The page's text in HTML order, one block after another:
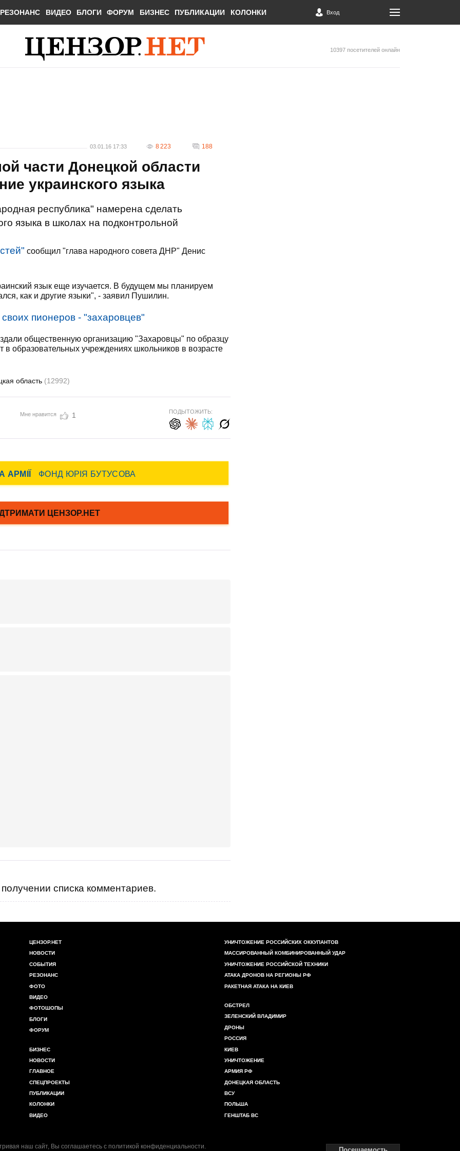
РЕЗОНАНС ВИДЕО БЛОГИ ФОРУМ БИЗНЕС ПУБЛИКАЦИИ КОЛОНКИ Вход
10397 посетителей онлайн
03.01.16 17:33 8 223 188
части Донецкой области
украинского языка
республика" намерена сделать
языка в школах на подконтрольной
сообщил "глава народного совета ДНР" Денис
язык еще изучается. В будущем мы планируем
как и другие языки", - заявил Пушилин.
пионеров - "захаровцев"
общественную организацию "Захаровцы" по образцу
в образовательных учреждениях школьников в возрасте
область (12992)
Мне нравится 1 ПОДЫТОЖИТЬ:
списка комментариев.
ЦЕНЗОР.НЕТ
НОВОСТИ
СОБЫТИЯ
РЕЗОНАНС
ФОТО
ВИДЕО
ФОТОШОПЫ
БЛОГИ
ФОРУМ
БИЗНЕС
НОВОСТИ
ГЛАВНОЕ
СПЕЦПРОЕКТЫ
ПУБЛИКАЦИИ
КОЛОНКИ
ВИДЕО
УНИЧТОЖЕНИЕ РОССИЙСКИХ ОККУПАНТОВ
МАССИРОВАННЫЙ КОМБИНИРОВАННЫЙ УДАР
УНИЧТОЖЕНИЕ РОССИЙСКОЙ ТЕХНИКИ
АТАКА ДРОНОВ НА РЕГИОНЫ РФ
РАКЕТНАЯ АТАКА НА КИЕВ
ОБСТРЕЛ
ЗЕЛЕНСКИЙ ВЛАДИМИР
ДРОНЫ
РОССИЯ
КИЕВ
УНИЧТОЖЕНИЕ
АРМИЯ РФ
ДОНЕЦКАЯ ОБЛАСТЬ
ВСУ
ПОЛЬША
ГЕНШТАБ ВС
наш сайт, Вы соглашаетесь с политикой конфиденциальности.